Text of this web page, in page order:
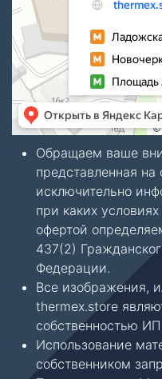
Обращаем ваше
представленная
исключительно
при каких
офертой
437(2)
Федерации.
Все изображения,
thermex.store
собственностью
Использование
собственником